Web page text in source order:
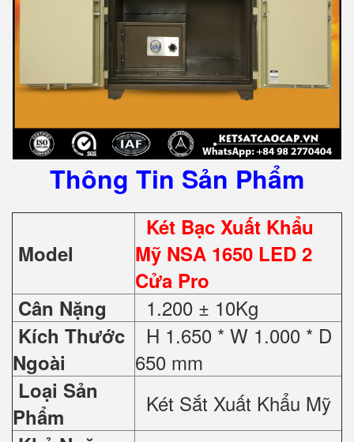
Thông Tin Sản Phẩm
Model
Két Bạc Xuất Khẩu
Mỹ NSA 1650 LED 2
Cửa Pro
Cân Nặng
1.200 ± 10Kg
Kích Thước
Ngoài
H 1.650 * W 1.000 * D
650 mm
Loại Sản
Phẩm
Két Sắt Xuất Khẩu Mỹ